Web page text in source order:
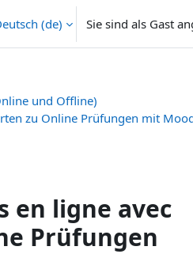
‎(de)‎ Sie sind als Gast
und Offline)
zu Online Prüfungen mit
en ligne avec
Prüfungen